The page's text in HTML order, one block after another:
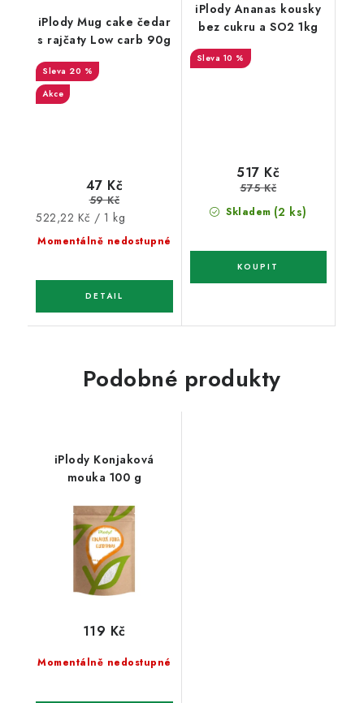
iPlody Mug cake čedar
s rajčaty Low carb 90g
20 %
Akce
Momentálně nedostupné
47 Kč
59 Kč
Měrná
cena:
522,22 Kč / 1 kg
iPlody Ananas kousky
bez cukru a SO2 1kg
10 %
Skladem (2 ks)
517 Kč
575 Kč
Podobné produkty
iPlody Konjaková
mouka 100 g
Momentálně nedostupné
119 Kč